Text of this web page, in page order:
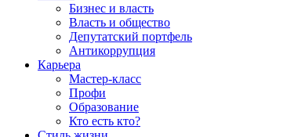
Бизнес и власть
Власть и общество
Депутатский портфель
Антикоррупция
Карьера
Мастер-класс
Профи
Образование
Кто есть кто?